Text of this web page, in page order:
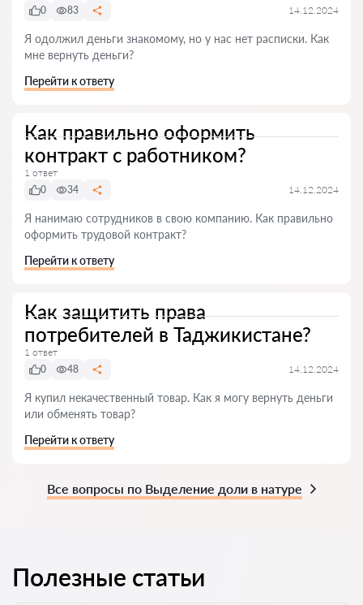
0
83 14.12.2024
Я одолжил деньги знакомому, но у нас нет расписки. Как
мне вернуть деньги?
Перейти к ответу
Как правильно оформить
контракт с работником?
1 ответ
0
34 14.12.2024
Я нанимаю сотрудников в свою компанию. Как правильно
оформить трудовой контракт?
Перейти к ответу
Как защитить права
потребителей в Таджикистане?
1 ответ
0
48 14.12.2024
Я купил некачественный товар. Как я могу вернуть деньги
или обменять товар?
Перейти к ответу
Все вопросы по Выделение доли в натуре
Полезные статьи